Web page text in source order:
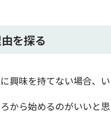
を探る
興味を持てない場合、
から始めるのがいいと思